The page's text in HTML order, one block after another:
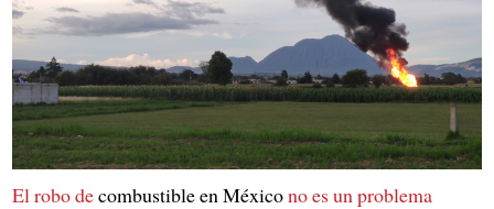
El robo decombustible en Méxicono es un problema